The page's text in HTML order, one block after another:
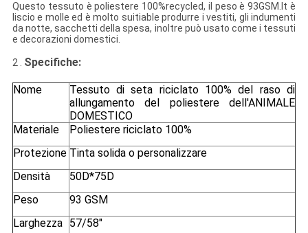
Questo tessuto è poliestere 100%recycled, il peso è 93GSM.It è
liscio e molle ed è molto suitiable produrre i vestiti, gli indumenti
da notte, sacchetti della spesa, inoltre può usato come i tessuti
e decorazioni domestici.
2 . Specifiche:
Nome
Tessuto di seta riciclato 100% del raso di
allungamento del poliestere dell'ANIMALE
DOMESTICO
Materiale
Poliestere riciclato 100%
Protezione Tinta solida o personalizzare
Densità
50D*75D
Peso
93 GSM
Larghezza 57/58"